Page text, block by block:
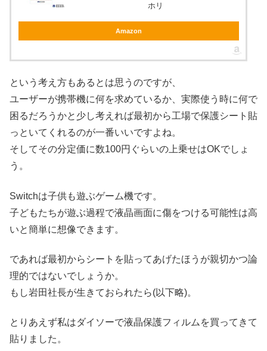
ホリ
Amazon
という考え方もあるとは思うのですが、
ユーザーが携帯機に何を求めているか、実際使う時に何で
困るだろうかと少し考えれば最初から工場で保護シート貼
っといてくれるのが一番いいですよね。
そしてその分定価に数100円ぐらいの上乗せはOKでしょ
う。
Switchは子供も遊ぶゲーム機です。
子どもたちが遊ぶ過程で液晶画面に傷をつける可能性は高
いと簡単に想像できます。
であれば最初からシートを貼ってあげたほうが親切かつ論
理的ではないでしょうか。
もし岩田社長が生きておられたら(以下略)。
とりあえず私はダイソーで液晶保護フィルムを買ってきて
貼りました。